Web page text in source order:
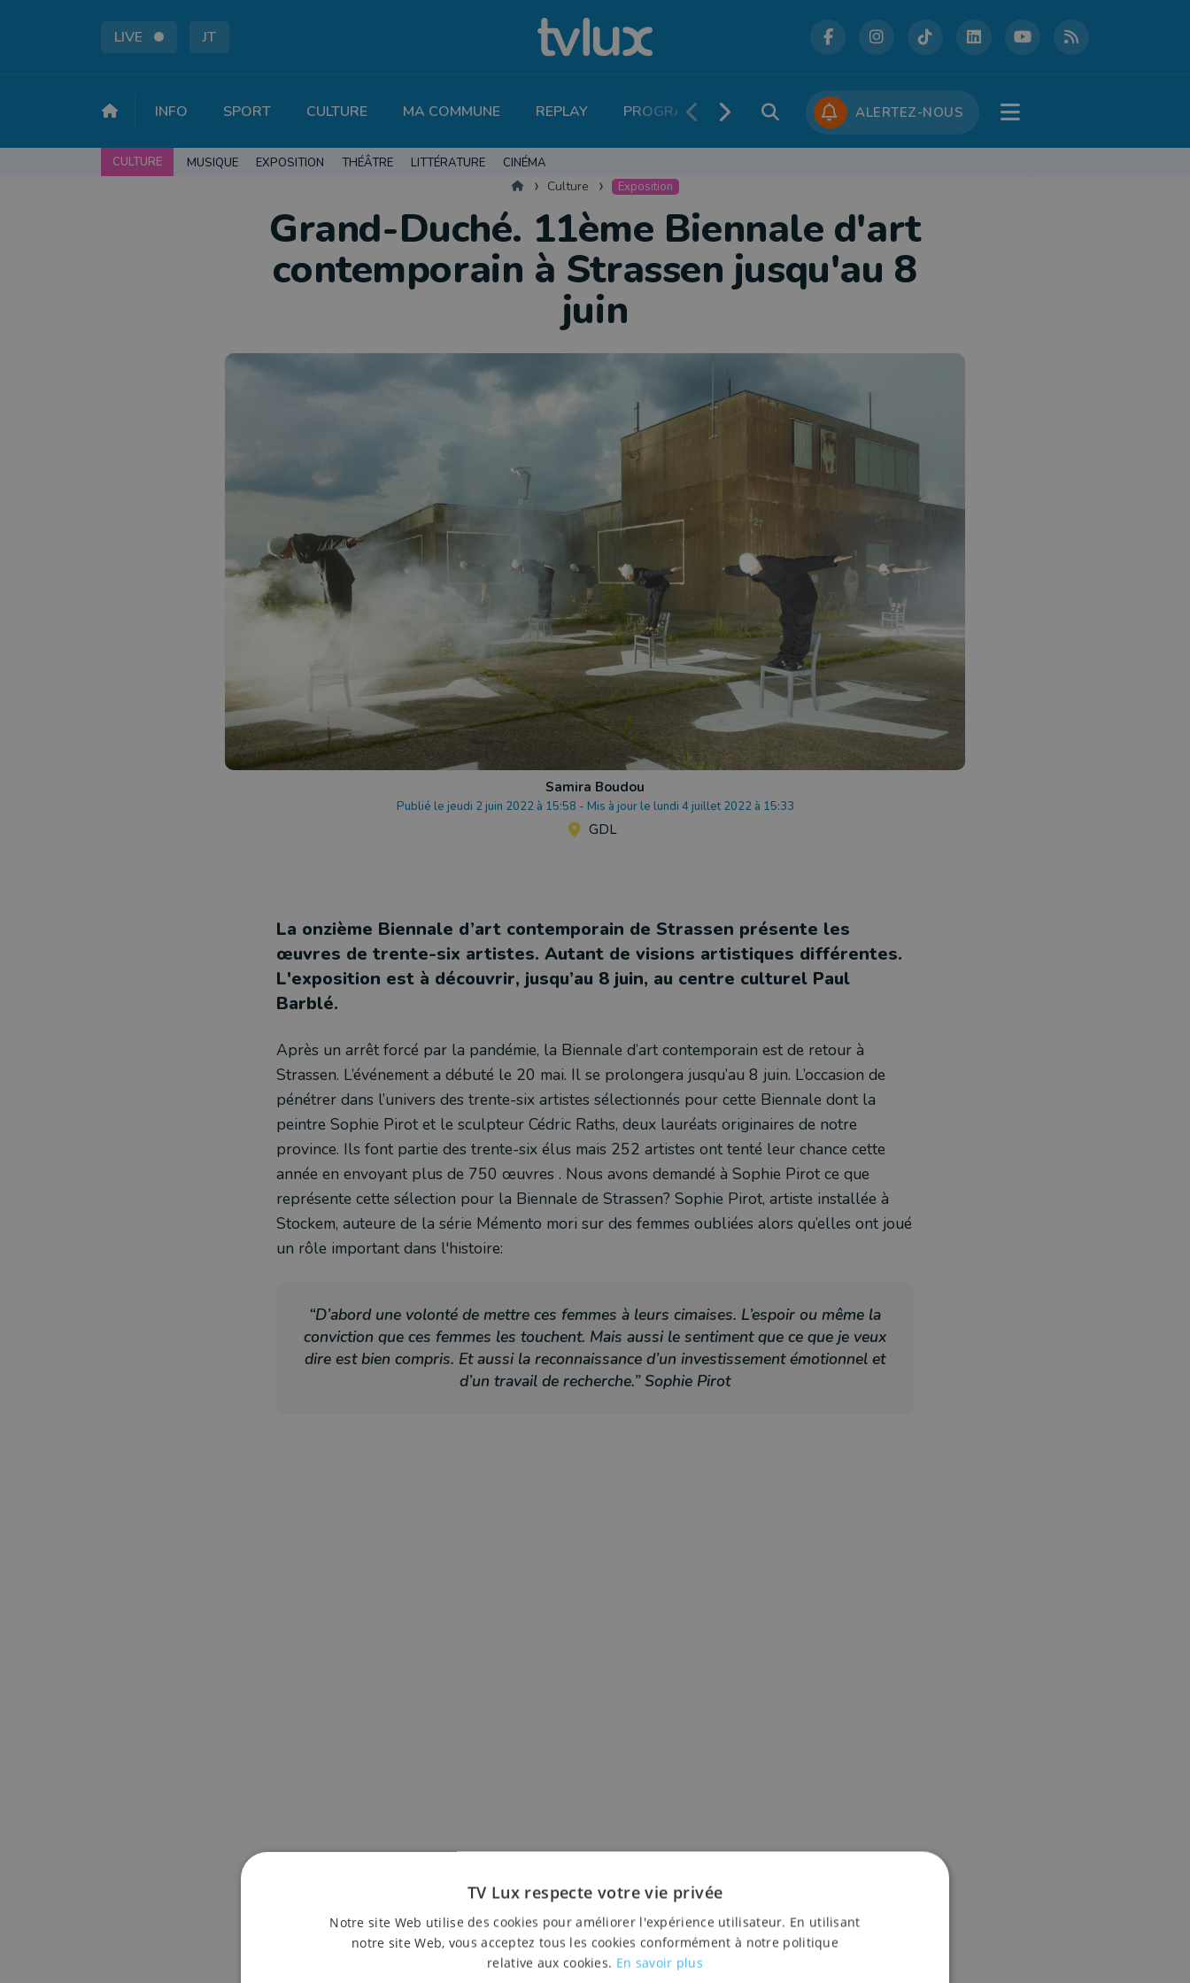
LIVE JT
INFO SPORT CULTURE MA COMMUNE REPLAY PROGRAMME TV PODCASTS CONCOURS JOBS
ALERTEZ-NOUS
CULTURE MUSIQUE EXPOSITION THÉÂTRE LITTÉRATURE CINÉMA
AccueilCulture Exposition
Grand-Duché. 11ème Biennale d'art
contemporain à Strassen jusqu'au 8
juin
Samira Boudou
Publié le jeudi 2 juin 2022 à 15:58 - Mis à jour le lundi 4 juillet 2022 à 15:33
GDL
La onzième Biennale d’art contemporain de Strassen présente les
œuvres de trente-six artistes. Autant de visions artistiques différentes.
L'exposition est à découvrir, jusqu’au 8 juin, au centre culturel Paul
Barblé.
Après un arrêt forcé par la pandémie, la Biennale d’art contemporain est de retour à
Strassen. L’événement a débuté le 20 mai. Il se prolongera jusqu’au 8 juin. L’occasion de
pénétrer dans l’univers des trente-six artistes sélectionnés pour cette Biennale dont la
peintre Sophie Pirot et le sculpteur Cédric Raths, deux lauréats originaires de notre
province. Ils font partie des trente-six élus mais 252 artistes ont tenté leur chance cette
année en envoyant plus de 750 œuvres . Nous avons demandé à Sophie Pirot ce que
représente cette sélection pour la Biennale de Strassen? Sophie Pirot, artiste installée à
Stockem, auteure de la série Mémento mori sur des femmes oubliées alors qu’elles ont joué
un rôle important dans l'histoire:
“D’abord une volonté de mettre ces femmes à leurs cimaises. L’espoir ou même la
conviction que ces femmes les touchent. Mais aussi le sentiment que ce que je veux
dire est bien compris. Et aussi la reconnaissance d’un investissement émotionnel et
d’un travail de recherche.” Sophie Pirot
Betty Welter-Gaul, échevine de la culture à Strassen et présidente du jury, a préfacé
l’événement qui rayonne sur toute la Grande-Région.“Si la majorité des œuvres de la
première Biennale en 2001 relevaient encore de l'art abstrait, on peut désormais parler d'un
retour au réalisme et à la peinture ou au dessin figuratif. Deux des lauréats – Jeff Dieschburg
TV Lux respecte votre vie privée
Notre site Web utilise des cookies pour améliorer l'expérience utilisateur. En utilisant
notre site Web, vous acceptez tous les cookies conformément à notre politique
relative aux cookies. En savoir plus